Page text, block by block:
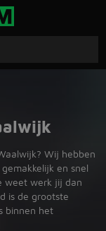
Wij hebben
en snel
weet werk jij dan
is de grootste
binnen het